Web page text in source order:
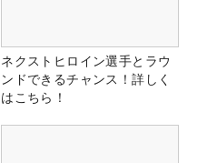
ネクストヒロイン選手とラウ
ンドできるチャンス！詳しく
はこちら！